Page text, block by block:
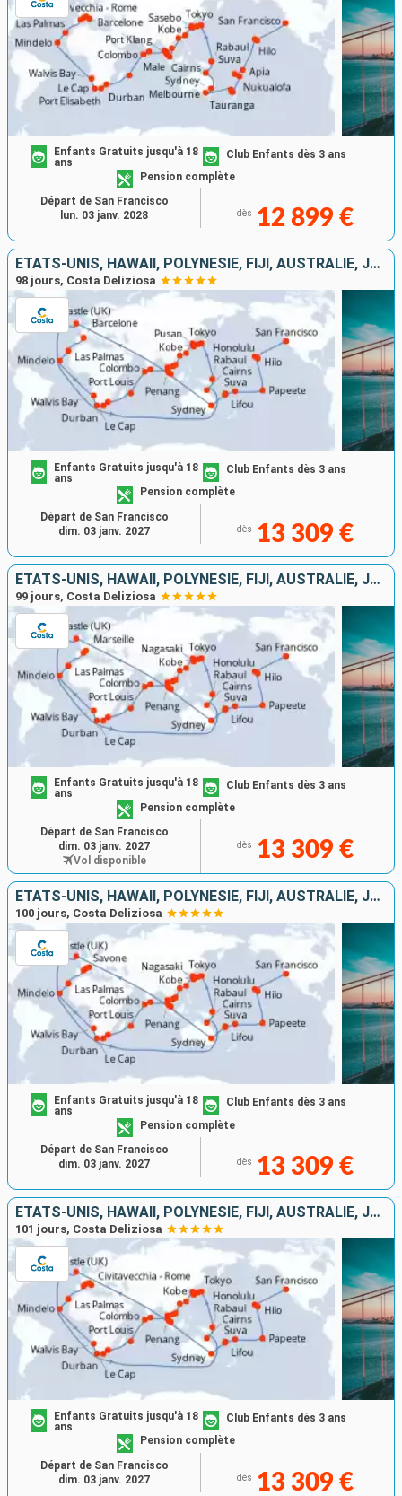
Enfants Gratuits jusqu'à 18
ans
Club Enfants dès 3 ans
Pension complète
dès 12 899 €
Départ de San Francisco
lun. 03 janv. 2028
ÉTATS-UNIS, HAWAII, POLYNÉSIE, FIJI, AUSTRALIE, JAPON, CORÉE DU SUD, TAÏWAN, CHINE, VIETNAM, SINGAPOUR, MALAISIE, SRI LANKA, MALDIVES, AFRIQUE DU SUD
98 jours, Costa Deliziosa
Enfants Gratuits jusqu'à 18
ans
Club Enfants dès 3 ans
Pension complète
dès 13 309 €
Départ de San Francisco
dim. 03 janv. 2027
ÉTATS-UNIS, HAWAII, POLYNÉSIE, FIJI, AUSTRALIE, JAPON, CORÉE DU SUD, TAÏWAN, CHINE, VIETNAM, SINGAPOUR, MALAISIE, SRI LANKA, MALDIVES, AFRIQUE DU SUD
99 jours, Costa Deliziosa
Enfants Gratuits jusqu'à 18
ans
Club Enfants dès 3 ans
Pension complète
dès 13 309 €
Départ de San Francisco
dim. 03 janv. 2027
Vol disponible
ÉTATS-UNIS, HAWAII, POLYNÉSIE, FIJI, AUSTRALIE, JAPON, CORÉE DU SUD, TAÏWAN, CHINE, VIETNAM, SINGAPOUR, MALAISIE, SRI LANKA, MALDIVES, AFRIQUE DU SUD
100 jours, Costa Deliziosa
Enfants Gratuits jusqu'à 18
ans
Club Enfants dès 3 ans
Pension complète
dès 13 309 €
Départ de San Francisco
dim. 03 janv. 2027
ÉTATS-UNIS, HAWAII, POLYNÉSIE, FIJI, AUSTRALIE, JAPON, CORÉE DU SUD, TAÏWAN, CHINE, VIETNAM, SINGAPOUR, MALAISIE, SRI LANKA, AFRIQUE DU SUD, ITALIE
101 jours, Costa Deliziosa
Enfants Gratuits jusqu'à 18
ans
Club Enfants dès 3 ans
Pension complète
dès 13 309 €
Départ de San Francisco
dim. 03 janv. 2027